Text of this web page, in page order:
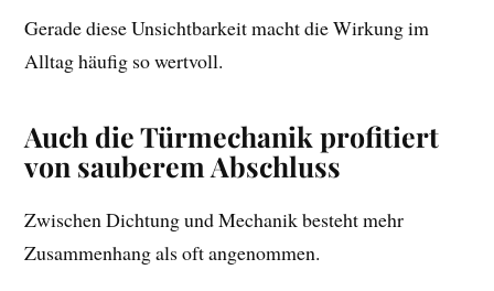
Gerade diese Unsichtbarkeit macht die Wirkung im
Alltag häufig so wertvoll.
Auch die Türmechanik profitiert
von sauberem Abschluss
Zwischen Dichtung und Mechanik besteht mehr
Zusammenhang als oft angenommen.